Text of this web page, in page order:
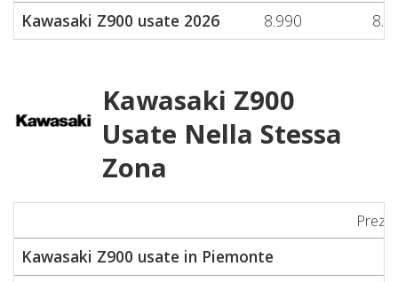
Kawasaki Z900 usate 2026
8.990
Kawasaki Z900
Usate Nella Stessa
Zona
Kawasaki Z900 usate in Piemonte